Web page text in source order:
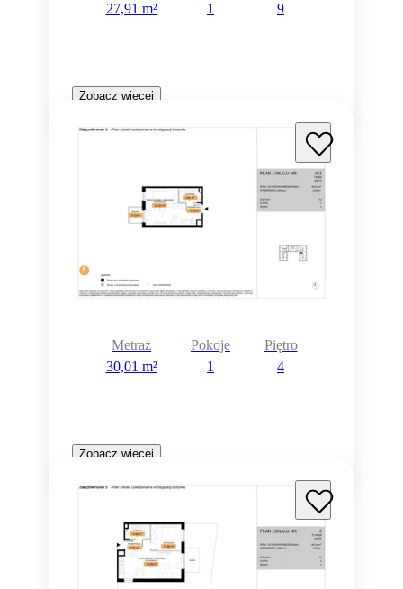
27,91 m²
1
9
Zobacz więcej
Metraż
30,01 m²
Pokoje
1
Piętro
4
Zobacz więcej